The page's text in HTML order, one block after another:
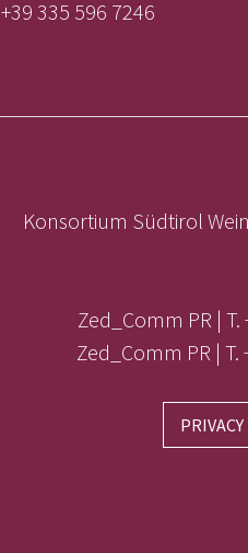
+39 335 596 7246
Konsortium Südtirol
Zed_Comm PR |
Zed_Comm PR |
PRIVACY